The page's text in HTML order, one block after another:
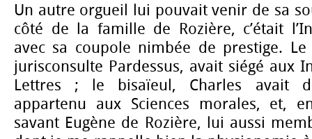
Un autre orgueil lui pouvait venir de sa
côté de la famille de Rozière, c’était
avec sa coupole nimbée de prestige.
jurisconsulte Pardessus, avait siégé aux
Lettres ; le bisaïeul, Charles avait
appartenu aux Sciences morales, et,
savant Eugène de Rozière, lui aussi